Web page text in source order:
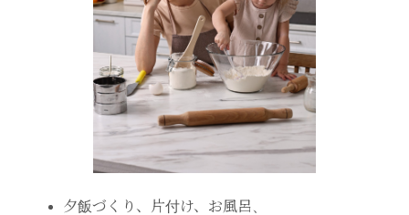
夕飯づくり、片付け、お風呂、